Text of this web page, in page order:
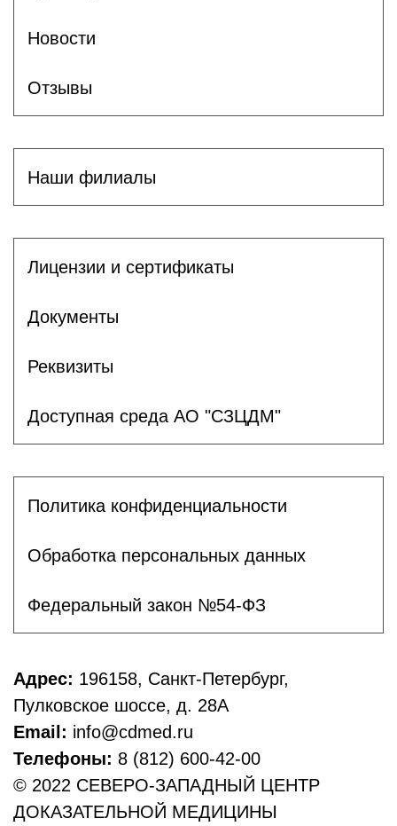
Новости
Отзывы
Наши филиалы
Лицензии и сертификаты
Документы
Реквизиты
Доступная среда АО "СЗЦДМ"
Политика конфиденциальности
Обработка персональных данных
Федеральный закон №54-ФЗ
Адрес: 196158, Санкт-Петербург,
Пулковское шоссе, д. 28А
Email: info@cdmed.ru
Телефоны: 8 (812) 600-42-00
© 2022 СЕВЕРО-ЗАПАДНЫЙ ЦЕНТР
ДОКАЗАТЕЛЬНОЙ МЕДИЦИНЫ